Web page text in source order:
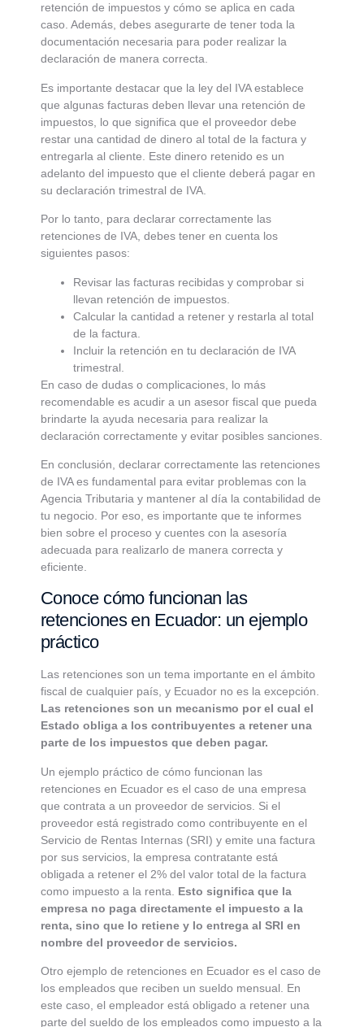
retención de impuestos y cómo se aplica en cada
caso. Además, debes asegurarte de tener toda la
documentación necesaria para poder realizar la
declaración de manera correcta.
Es importante destacar que la ley del IVA establece
que algunas facturas deben llevar una retención de
impuestos, lo que significa que el proveedor debe
restar una cantidad de dinero al total de la factura y
entregarla al cliente. Este dinero retenido es un
adelanto del impuesto que el cliente deberá pagar en
su declaración trimestral de IVA.
Por lo tanto, para declarar correctamente las
retenciones de IVA, debes tener en cuenta los
siguientes pasos:
Revisar las facturas recibidas y comprobar si
llevan retención de impuestos.
Calcular la cantidad a retener y restarla al total
de la factura.
Incluir la retención en tu declaración de IVA
trimestral.
En caso de dudas o complicaciones, lo más
recomendable es acudir a un asesor fiscal que pueda
brindarte la ayuda necesaria para realizar la
declaración correctamente y evitar posibles sanciones.
En conclusión, declarar correctamente las retenciones
de IVA es fundamental para evitar problemas con la
Agencia Tributaria y mantener al día la contabilidad de
tu negocio. Por eso, es importante que te informes
bien sobre el proceso y cuentes con la asesoría
adecuada para realizarlo de manera correcta y
eficiente.
Conoce cómo funcionan las
retenciones en Ecuador: un ejemplo
práctico
Las retenciones son un tema importante en el ámbito
fiscal de cualquier país, y Ecuador no es la excepción.
Las retenciones son un mecanismo por el cual el
Estado obliga a los contribuyentes a retener una
parte de los impuestos que deben pagar.
Un ejemplo práctico de cómo funcionan las
retenciones en Ecuador es el caso de una empresa
que contrata a un proveedor de servicios. Si el
proveedor está registrado como contribuyente en el
Servicio de Rentas Internas (SRI) y emite una factura
por sus servicios, la empresa contratante está
obligada a retener el 2% del valor total de la factura
como impuesto a la renta. Esto significa que la
empresa no paga directamente el impuesto a la
renta, sino que lo retiene y lo entrega al SRI en
nombre del proveedor de servicios.
Otro ejemplo de retenciones en Ecuador es el caso de
los empleados que reciben un sueldo mensual. En
este caso, el empleador está obligado a retener una
parte del sueldo de los empleados como impuesto a la